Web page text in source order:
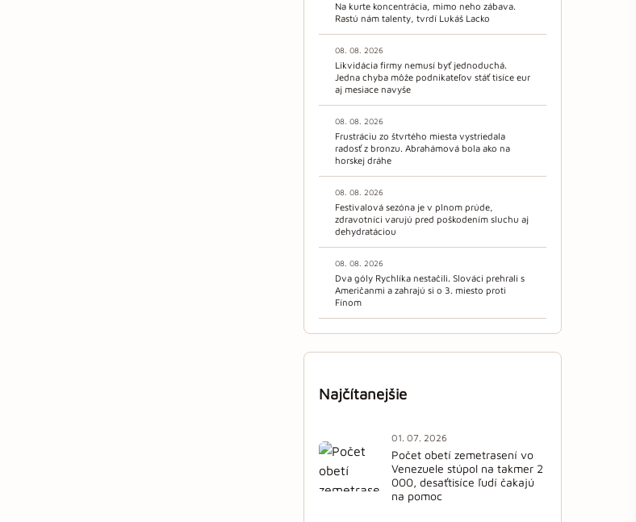
Na kurte koncentrácia, mimo neho zábava.
Rastú nám talenty, tvrdí Lukáš Lacko
08. 08. 2026
Likvidácia firmy nemusí byť jednoduchá.
Jedna chyba môže podnikateľov stáť tisíce eur
aj mesiace navyše
08. 08. 2026
Frustráciu zo štvrtého miesta vystriedala
radosť z bronzu. Abrahámová bola ako na
horskej dráhe
08. 08. 2026
Festivalová sezóna je v plnom prúde,
zdravotníci varujú pred poškodením sluchu aj
dehydratáciou
08. 08. 2026
Dva góly Rychlíka nestačili. Slováci prehrali s
Američanmi a zahrajú si o 3. miesto proti
Fínom
Najčítanejšie
01. 07. 2026
Počet obetí zemetrasení vo
Venezuele stúpol na takmer 2
000, desaťtisíce ľudí čakajú
na pomoc